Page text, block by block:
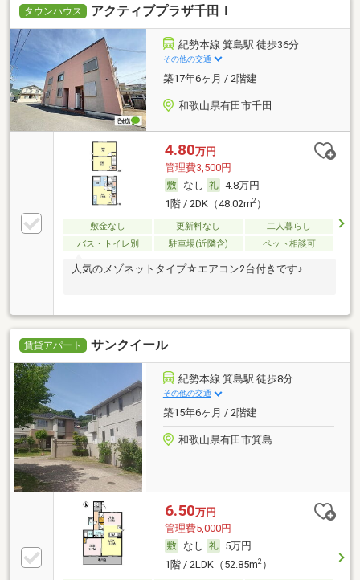
タウンハウス アクティブプラザ千田Ｉ
紀勢本線 箕島駅 徒歩36分
その他の交通
築17年6ヶ月 / 2階建
和歌山県有田市千田
4.80万円
管理費3,500円
なし
4.8万円
1階 / 2DK（48.02m2）
敷金なし 更新料なし
二人暮らし
バス・トイレ別
駐車場(近隣含) ペット相談可
人気のメゾネットタイプ☆エアコン2台付きです♪
賃貸アパート サンクイール
紀勢本線 箕島駅 徒歩8分
その他の交通
築15年6ヶ月 / 2階建
和歌山県有田市箕島
6.50万円
管理費5,000円
なし
5万円
1階 / 2LDK（52.85m2）